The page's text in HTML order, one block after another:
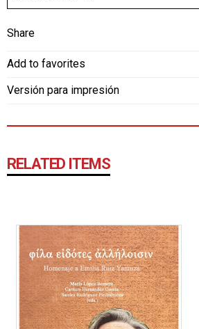
Share
Add to favorites
Versión para impresión
RELATED ITEMS